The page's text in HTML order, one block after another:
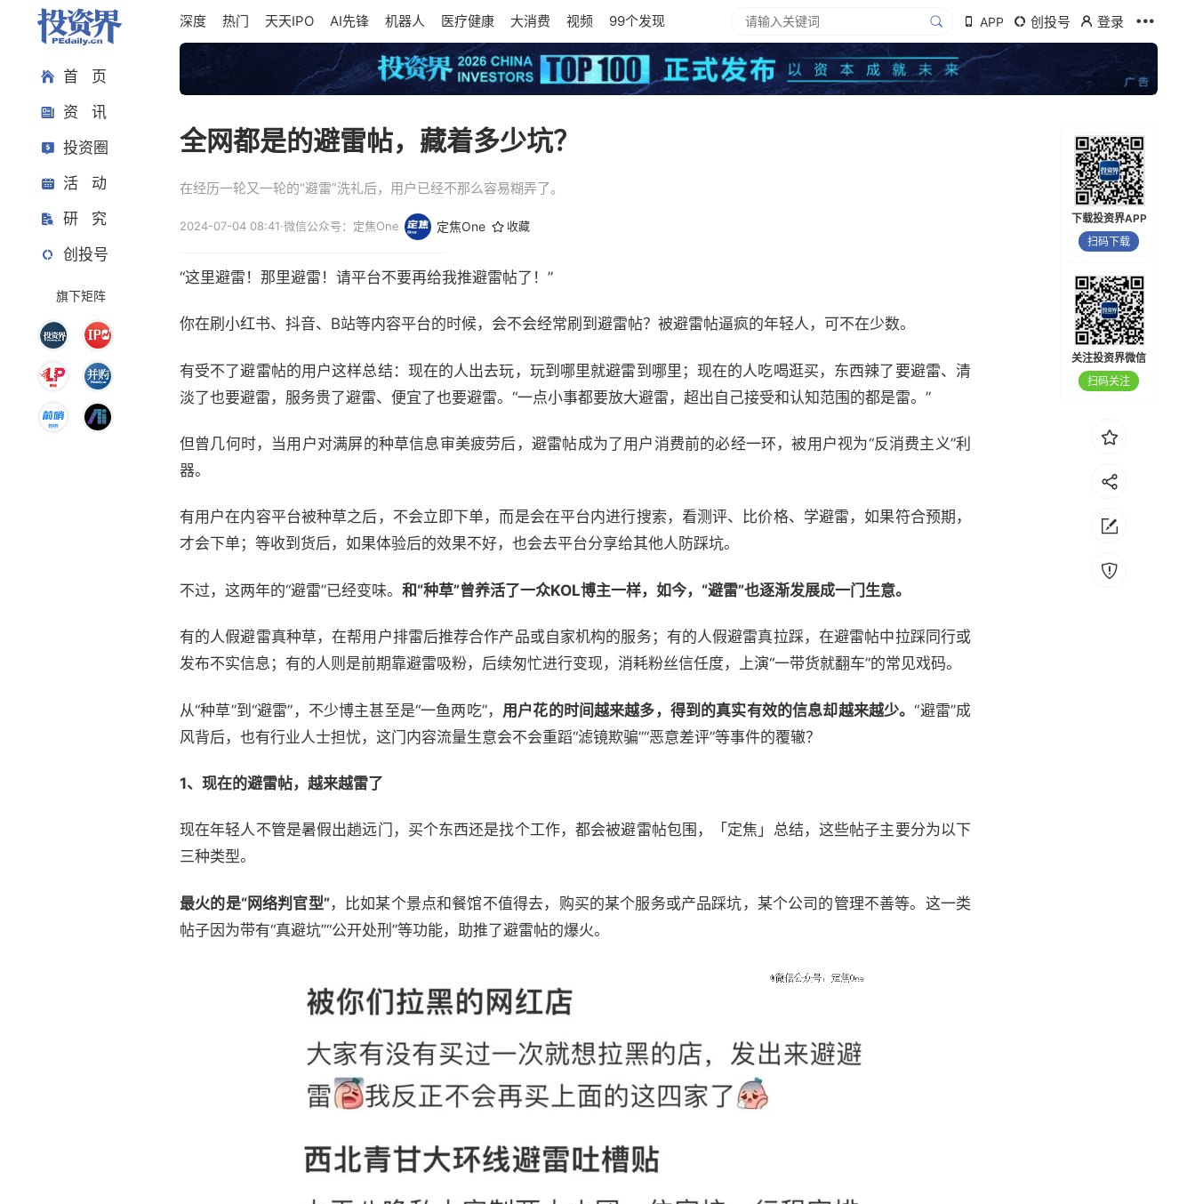
首 页
资 讯
投资圈
活 动
研 究
创投号
旗下矩阵
深度 热门 天天IPO AI先锋 机器人 医疗健康 大消费 视频 99个发现 APP 创投号 登录
全网都是的避雷帖，藏着多少坑？
在经历一轮又一轮的“避雷”洗礼后，用户已经不那么容易糊弄了。
2024-07-04 08:41·微信公众号：定焦One 定焦One 收藏
“这里避雷！那里避雷！请平台不要再给我推避雷帖了！”
你在刷小红书、抖音、B站等内容平台的时候，会不会经常刷到避雷帖？被避雷帖逼疯的年轻人，可不在少数。
有受不了避雷帖的用户这样总结：现在的人出去玩，玩到哪里就避雷到哪里；现在的人吃喝逛买，东西辣了要避雷、清
淡了也要避雷，服务贵了避雷、便宜了也要避雷。“一点小事都要放大避雷，超出自己接受和认知范围的都是雷。”
但曾几何时，当用户对满屏的种草信息审美疲劳后，避雷帖成为了用户消费前的必经一环，被用户视为“反消费主义”利
器。
有用户在内容平台被种草之后，不会立即下单，而是会在平台内进行搜索，看测评、比价格、学避雷，如果符合预期，
才会下单；等收到货后，如果体验后的效果不好，也会去平台分享给其他人防踩坑。
不过，这两年的“避雷”已经变味。 和“种草”曾养活了一众KOL博主一样，如今，“避雷”也逐渐发展成一门生意。
有的人假避雷真种草，在帮用户排雷后推荐合作产品或自家机构的服务；有的人假避雷真拉踩，在避雷帖中拉踩同行或
发布不实信息；有的人则是前期靠避雷吸粉，后续匆忙进行变现，消耗粉丝信任度，上演“一带货就翻车”的常见戏码。
从“种草”到“避雷”，不少博主甚至是“一鱼两吃”， 用户花的时间越来越多，得到的真实有效的信息却越来越少。“避雷”成
风背后，也有行业人士担忧，这门内容流量生意会不会重蹈“滤镜欺骗”“恶意差评”等事件的覆辙？
1、现在的避雷帖，越来越雷了
现在年轻人不管是暑假出趟远门，买个东西还是找个工作，都会被避雷帖包围，「定焦」总结，这些帖子主要分为以下
三种类型。
最火的是“网络判官型”，比如某个景点和餐馆不值得去，购买的某个服务或产品踩坑，某个公司的管理不善等。这一类
帖子因为带有“真避坑”“公开处刑”等功能，助推了避雷帖的爆火。
下载投资界APP
扫码下载
关注投资界微信
扫码关注